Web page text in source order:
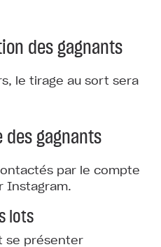
des gagnants
le tirage au sort sera
gagnants
par le compte
Instagram.
lots
se présenter